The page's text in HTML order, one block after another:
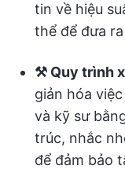
tin về hiệu
thể để đưa
⚒️ Quy trình
giản hóa
và kỹ sư
trúc, nhắc
để đảm bảo